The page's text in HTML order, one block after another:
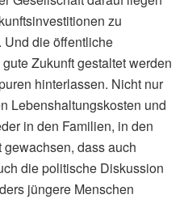
zu
Und die öffentliche
Zukunft gestaltet werden
hinterlassen. Nicht nur
Lebenshaltungskosten und
in den Familien, in den
dass auch
die politische Diskussion
jüngere Menschen